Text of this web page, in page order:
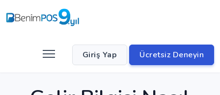
Giriş Yap Ücretsiz Deneyin